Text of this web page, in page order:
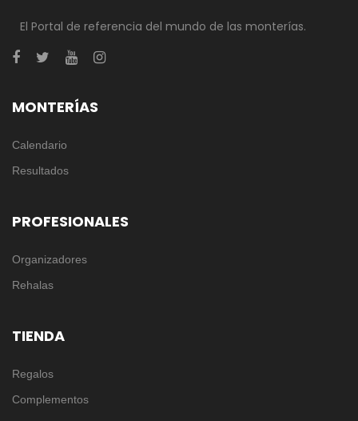
El Portal de referencia del mundo de las monterías.
MONTERÍAS
Calendario
Resultados
PROFESIONALES
Organizadores
Rehalas
TIENDA
Regalos
Complementos